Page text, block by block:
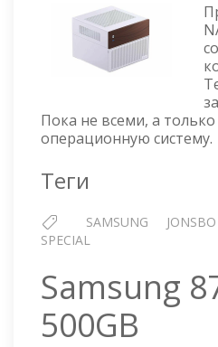
Пока не всеми, а
операционную систему.
Теги
SAMSUNG JONSBO
SPECIAL
Samsung
500GB